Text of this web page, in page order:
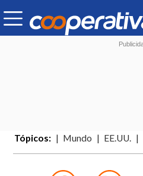
Tópicos: Mundo EE.UU.